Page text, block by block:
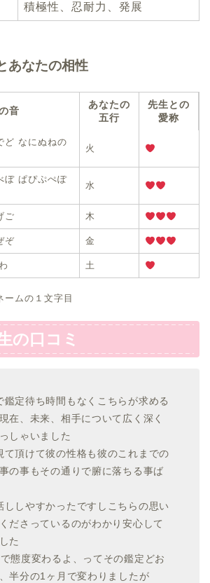
積極性、忍耐力、発展
あなたの相性
音
あなたの
五行
先生との
愛称
ど なにぬねの
火
ぼ ぱぴぷぺぽ
水
ご 木
ぞ 金
土
ムの１文字目
の口コミ
鑑定待ち時間もなくこちらが求める
在、未来、相手について広く深く
しゃいました
て頂けて彼の性格も彼のこれまでの
の事もその通りで腑に落ちる事ば
ししやすかったですしこちらの思い
ださっているのがわかり安心して
た
態度変わるよ、ってその鑑定どお
半分の1ヶ月で変わりましたが